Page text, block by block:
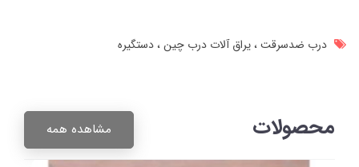
درب ضدسرقت یراق آلات درب چین دستگیره
محصولات مشاهده همه